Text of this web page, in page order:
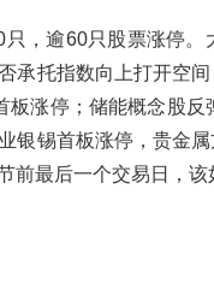
，逾60只股票涨停。
承托指数向上打开空
板涨停；储能概念股
银锡首板涨停，贵金
前最后一个交易日，该